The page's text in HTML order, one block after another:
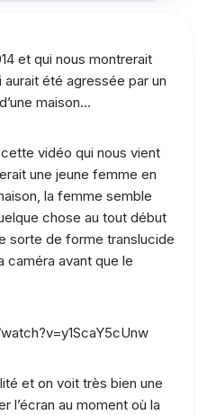
et qui nous montrerait
été agressée par un
maison…
vidéo qui nous vient
une jeune femme en
la femme semble
chose au tout début
sorte de forme translucide
caméra avant que le
et on voit très bien une
l’écran au moment où la